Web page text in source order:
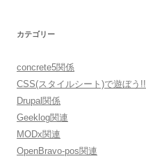
カテゴリー
concrete5関係
CSS(スタイルシート)で遊ぼう!!
Drupal関係
Geeklog関連
MODx関連
OpenBravo-pos関連